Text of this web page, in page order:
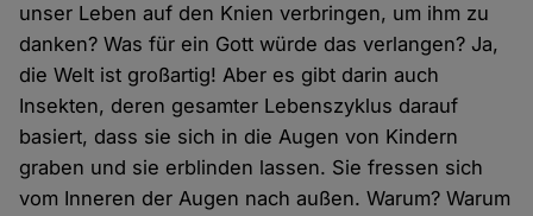
unser Leben auf den Knien verbringen, um ihm zu
danken? Was für ein Gott würde das verlangen? Ja,
die Welt ist großartig! Aber es gibt darin auch
Insekten, deren gesamter Lebenszyklus darauf
basiert, dass sie sich in die Augen von Kindern
graben und sie erblinden lassen. Sie fressen sich
vom Inneren der Augen nach außen. Warum? Warum